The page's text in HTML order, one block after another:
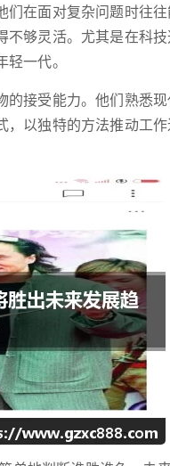
在面对复杂问题时往
够灵活。尤其是在科
一代。
接受能力。他们熟悉
以独特的方法推动工